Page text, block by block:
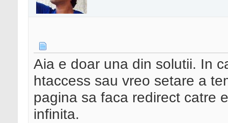
Aia e doar una din solutii. In
htaccess sau vreo setare a
pagina sa faca redirect catre
infinita.